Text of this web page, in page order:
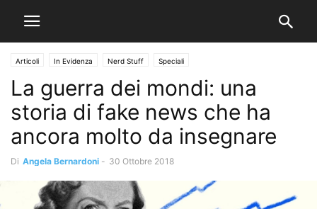
Articoli In Evidenza Nerd Stuff Speciali
La guerra dei mondi: una
storia di fake news che ha
ancora molto da insegnare
Di Angela Bernardoni - 30 Ottobre 2018